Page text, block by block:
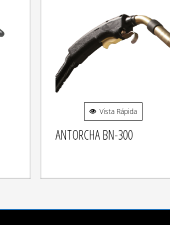
Vista Rápida
ANTORCHA BN-300